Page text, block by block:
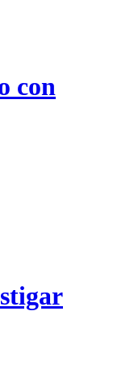
con